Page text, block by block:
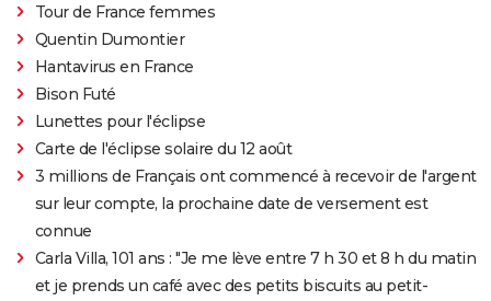
Tour de France femmes
Quentin Dumontier
Hantavirus en France
Bison Futé
Lunettes pour l'éclipse
Carte de l'éclipse solaire du 12 août
3 millions de Français ont commencé à recevoir de l'argent
sur leur compte, la prochaine date de versement est
connue
Carla Villa, 101 ans : "Je me lève entre 7 h 30 et 8 h du matin
et je prends un café avec des petits biscuits au petit-